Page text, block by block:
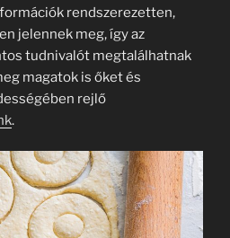
rendszerezetten,
jelennek meg, így az
tudnivalót megtalálhatnak
magatok is őket és
rejlő
.